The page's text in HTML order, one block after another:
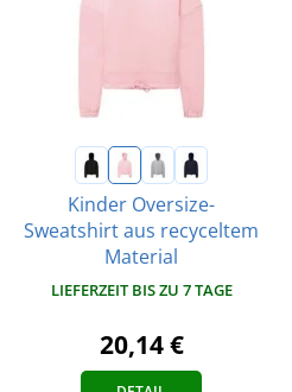
Kinder Oversize-
Sweatshirt aus recyceltem
Material
LIEFERZEIT BIS ZU 7 TAGE
20,14 €